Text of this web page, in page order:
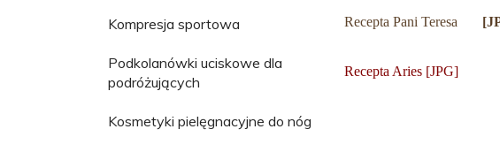
Kompresja sportowa
Podkolanówki uciskowe dla
podróżujących
Kosmetyki pielęgnacyjne do nóg
Recepta Pani Teresa
Recepta Aries [JPG]